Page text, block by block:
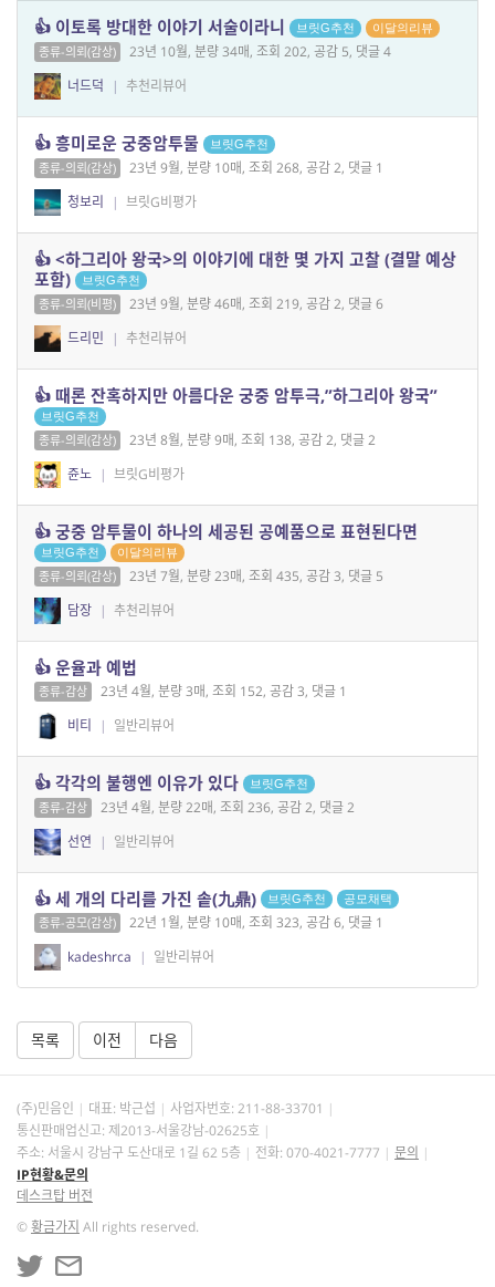
👍 이토록 방대한 이야기 서술이라니 브릿G추천 이달의리뷰
종류-의뢰(감상)
23년 10월, 분량 34매, 조회 202, 공감 5, 댓글 4
너드덕
| 추천리뷰어
👍 흥미로운 궁중암투물 브릿G추천
종류-의뢰(감상)
23년 9월, 분량 10매, 조회 268, 공감 2, 댓글 1
청보리
| 브릿G비평가
👍 <하그리아 왕국>의 이야기에 대한 몇 가지 고찰 (결말 예상
포함)
브릿G추천
종류-의뢰(비평)
23년 9월, 분량 46매, 조회 219, 공감 2, 댓글 6
드리민
| 추천리뷰어
👍 때론 잔혹하지만 아름다운 궁중 암투극,”하그리아 왕국”
브릿G추천
종류-의뢰(감상)
23년 8월, 분량 9매, 조회 138, 공감 2, 댓글 2
쥰노 | 브릿G비평가
👍 궁중 암투물이 하나의 세공된 공예품으로 표현된다면
브릿G추천 이달의리뷰
종류-의뢰(감상)
23년 7월, 분량 23매, 조회 435, 공감 3, 댓글 5
담장 | 추천리뷰어
👍 운율과 예법
종류-감상
23년 4월, 분량 3매, 조회 152, 공감 3, 댓글 1
비티
| 일반리뷰어
👍 각각의 불행엔 이유가 있다 브릿G추천
종류-감상
23년 4월, 분량 22매, 조회 236, 공감 2, 댓글 2
선연
| 일반리뷰어
👍 세 개의 다리를 가진 솥(九鼎) 브릿G추천 공모채택
종류-공모(감상)
22년 1월, 분량 10매, 조회 323, 공감 6, 댓글 1
kadeshrca
| 일반리뷰어
목록 이전 다음
(주)민음인 대표: 박근섭 사업자번호: 211-88-33701
통신판매업신고: 제2013-서울강남-02625호
주소: 서울시 강남구 도산대로 1길 62 5층
전화: 070-4021-7777
문의
IP현황&문의
데스크탑 버전
©황금가지 All rights reserved.